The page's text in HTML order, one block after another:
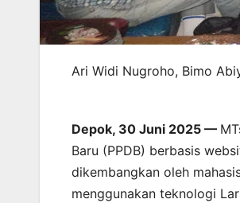
Ari Widi Nugroho, Bimo
Depok, 30 Juni 2025 —
Baru (PPDB) berbasis
dikembangkan oleh
menggunakan teknologi